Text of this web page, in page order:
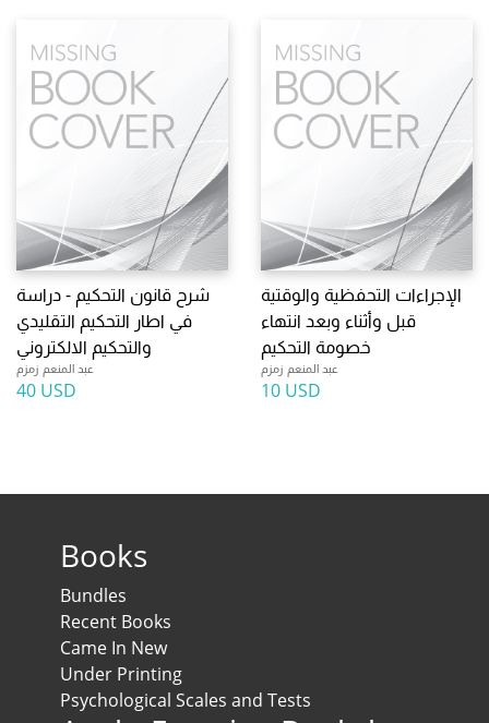
شرح قانون التحكيم - دراسة
في اطار التحكيم التقليدي
والتحكيم الالكتروني
عبد المنعم زمزم
40 USD
الإجراءات التحفظية والوقتية
قبل وأثناء وبعد انتهاء
خصومة التحكيم
عبد المنعم زمزم
10 USD
Books
Bundles
Recent Books
Came In New
Under Printing
Psychological Scales and Tests